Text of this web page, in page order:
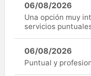
06/08/2026
Una opción muy
servicios
06/08/2026
Puntual y